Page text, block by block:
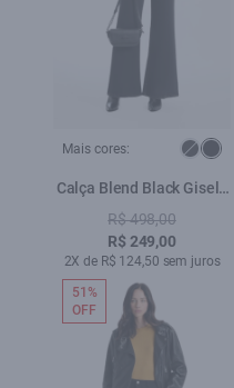
Mais cores:
Calça Blend Black Gisele
Patheph Lav.Black
R$ 498,00
R$ 249,00
2X de R$ 124,50 sem juros
51%
OFF